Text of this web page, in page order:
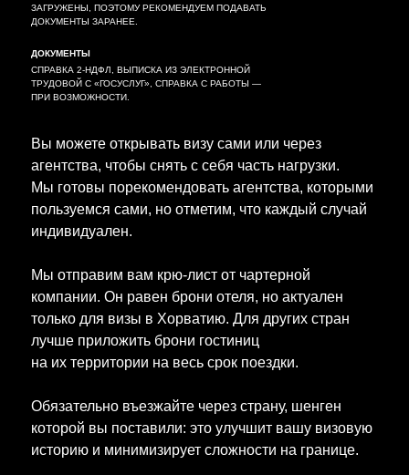
ДОКУМЕНТЫ
ЗАГРУЖЕНЫ, ПОЭТОМУ РЕКОМЕНДУЕМ ПОДАВАТЬ
ДОКУМЕНТЫ ЗАРАНЕЕ.
СПРАВКА 2-НДФЛ, ВЫПИСКА ИЗ ЭЛЕКТРОННОЙ
ТРУДОВОЙ С «ГОСУСЛУГ», СПРАВКА С РАБОТЫ —
ПРИ ВОЗМОЖНОСТИ.
Вы можете открывать визу сами или через
агентства, чтобы снять с себя часть нагрузки.
Мы готовы порекомендовать агентства, которыми
пользуемся сами, но отметим, что каждый случай
индивидуален.
Мы отправим вам крю-лист от чартерной
компании. Он равен брони отеля, но актуален
только для визы в Хорватию. Для других стран
лучше приложить брони гостиниц
на их территории на весь срок поездки.
Обязательно въезжайте через страну, шенген
которой вы поставили: это улучшит вашу визовую
историю и минимизирует сложности на границе.